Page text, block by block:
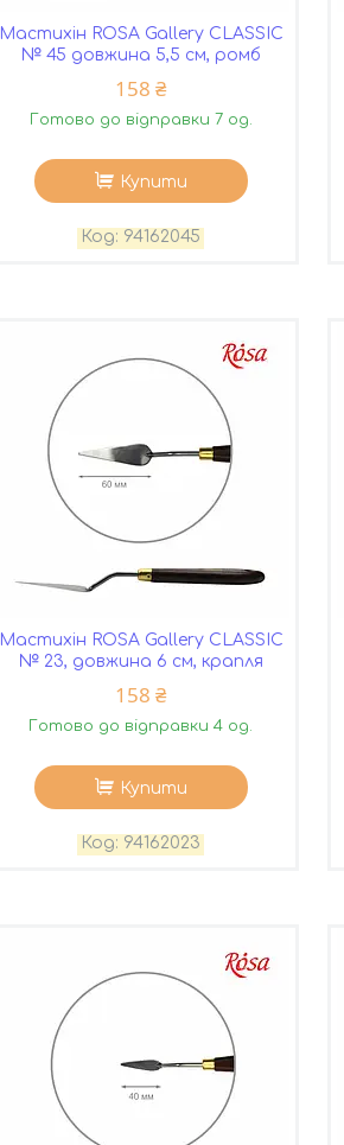
Мастихін ROSA Gallery CLASSIC
№ 45 довжина 5,5 см, ромб
158 ₴
Готово до відправки 7 од.
Купити
94162045
Мастихін ROSA Gallery CLASSIC
№ 23, довжина 6 см, крапля
158 ₴
Готово до відправки 4 од.
Купити
94162023